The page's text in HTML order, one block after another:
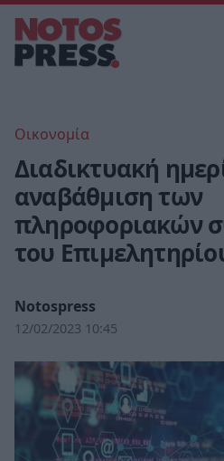
Οικονομία
Διαδικτυακή
αναβάθμιση των
πληροφοριακών
του
Notospress
12/02/2023 10:45